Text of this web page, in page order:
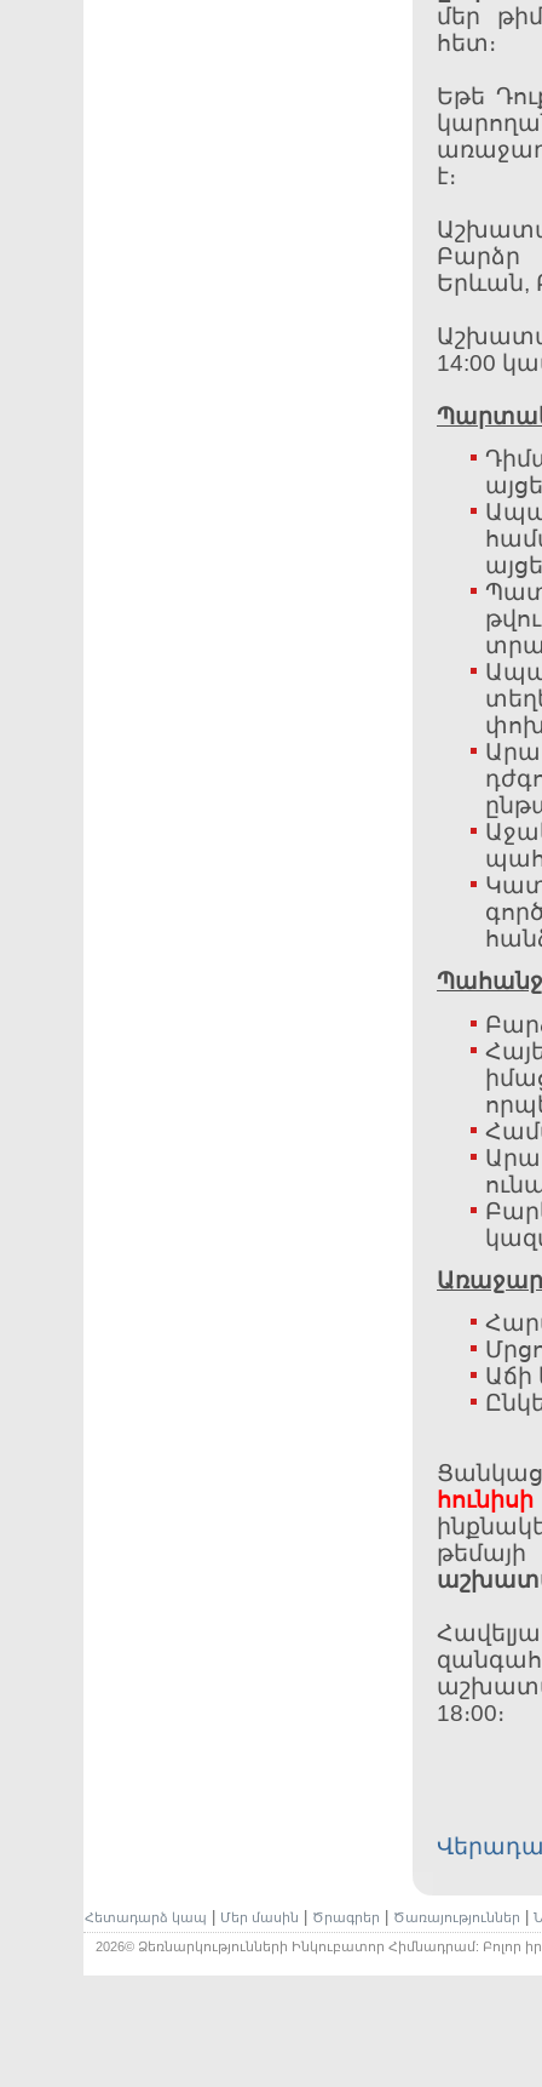
մեր
հետ։
Եթե
է։
Բարձր
Երևան,
14:00
Աճի
թեմայի
18։00։
Հետադարձ կապ Մեր մասին Ծրագրեր Ծառայություններ
2026© Ձեռնարկությունների Ինկուբատոր Հիմնադրամ: